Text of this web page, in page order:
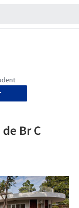
Br C